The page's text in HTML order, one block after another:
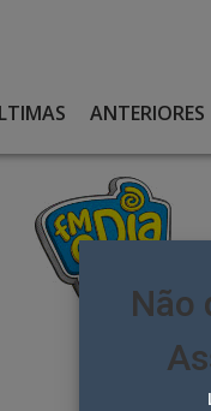
ANTERIORES
Não